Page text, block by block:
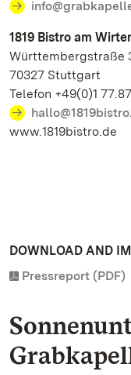
1819 Bistro am
Württembergstraße
70327 Stuttgart
Telefon +49(0)1
www.1819bistro.de
DOWNLOAD AND
Pressreport (PDF)